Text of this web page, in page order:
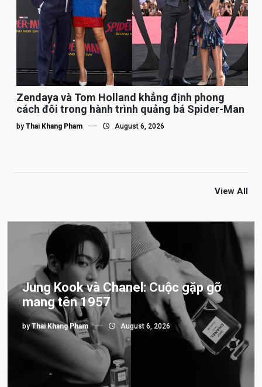
Zendaya và Tom Holland khẳng định phong
cách đôi trong hành trình quảng bá Spider-Man
by Thai Khang Pham August 6, 2026
View All
Jung Kook và Chanel: Cuộc gặp gỡ
mang tên 1957
byThai Khang Pham August 6, 2026